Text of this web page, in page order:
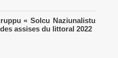
« Solcu Naziunalistu
assises du littoral 2022